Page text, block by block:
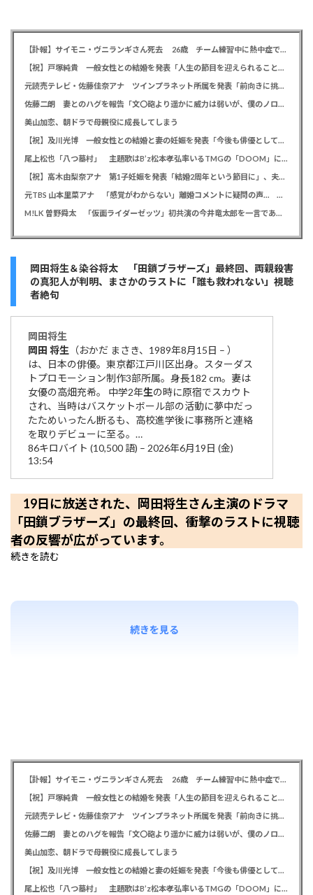
【訃報】サイモニ・ヴニランギさん死去 26歳 チーム練習中に熱中症で搬送 ラグビー・九州電力キューデンヴォルテクス選手
【祝】戸塚純貴 一般女性との結婚を発表「人生の節目を迎えられること、心より感謝しております」
元読売テレビ・佐藤佳奈アナ ツインプラネット所属を発表「前向きに挑戦していきたい」、前日にレインボー池田直人と結婚発表
佐藤二朗 妻とのハグを報告「文〇砲より遥かに威力は弱いが、僕のノロケ砲をお見舞いする」
美山加恋、朝ドラで母親役に成長してしまう
【祝】及川光博 一般女性との結婚と妻の妊娠を発表「今後も俳優としてミッチーとして精進」
尾上松也「八つ墓村」 主題歌はB’z松本孝弘率いるTMGの「DOOM」に決定、メインビジュアル＆本予告編も解禁
【祝】高木由梨奈アナ 第1子妊娠を発表「結婚2周年という節目に」、夫は岸田タツヤ
元TBS 山本里菜アナ 「感覚がわからない」離婚コメントに疑問の声… シャンパンタワーの超豪華式も結婚生活は4年半で終止符
M!LK 曽野舜太 「仮面ライダーゼッツ」初共演の今井竜太郎を一言であらわすと「大きいゴールデンレトリバー
岡田将生＆染谷将太 「田鎖ブラザーズ」最終回、両親殺害
の真犯人が判明、まさかのラストに「誰も救われない」視聴
者絶句
岡田将生
岡田 将生 （おかだ まさき、1989年8月15日 – ）
は、日本の俳優。東京都江戸川区出身。スターダス
トプロモーション制作3部所属。身長182 cm。妻は
女優の高畑充希。 中学2年生の時に原宿でスカウト
され、当時はバスケットボール部の活動に夢中だっ
たためいったん断るも、高校進学後に事務所と連絡
を取りデビューに至る。…
86キロバイト (10,500 語) – 2026年6月19日 (金)
13:54
19日に放送された、岡田将生さん主演のドラマ
「田鎖ブラザーズ」の最終回、衝撃のラストに視聴
者の反響が広がっています。
続きを読む
続きを見る
【訃報】サイモニ・ヴニランギさん死去 26歳 チーム練習中に熱中症で搬送 ラグビー・九州電力キューデンヴォルテクス選手
【祝】戸塚純貴 一般女性との結婚を発表「人生の節目を迎えられること、心より感謝しております」
元読売テレビ・佐藤佳奈アナ ツインプラネット所属を発表「前向きに挑戦していきたい」、前日にレインボー池田直人と結婚発表
佐藤二朗 妻とのハグを報告「文〇砲より遥かに威力は弱いが、僕のノロケ砲をお見舞いする」
美山加恋、朝ドラで母親役に成長してしまう
【祝】及川光博 一般女性との結婚と妻の妊娠を発表「今後も俳優としてミッチーとして精進」
尾上松也「八つ墓村」 主題歌はB’z松本孝弘率いるTMGの「DOOM」に決定、メインビジュアル＆本予告編も解禁